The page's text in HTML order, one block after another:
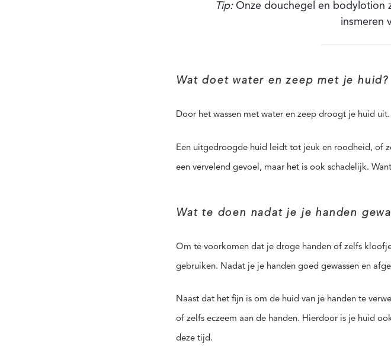
Tip: Onze douchegel en bodylotion
insmeren
Wat doet water en zeep met je huid?
Door het wassen met water en zeep droogt je huid
Een uitgedroogde huid leidt tot jeuk en roodheid, of
een vervelend gevoel, maar het is ook schadelijk.
Wat te doen nadat je je handen
Om te voorkomen dat je droge handen of zelfs
gebruiken. Nadat je je handen goed gewassen en
Naast dat het fijn is om de huid van je handen te
of zelfs eczeem aan de handen. Hierdoor is je huid
deze tijd.